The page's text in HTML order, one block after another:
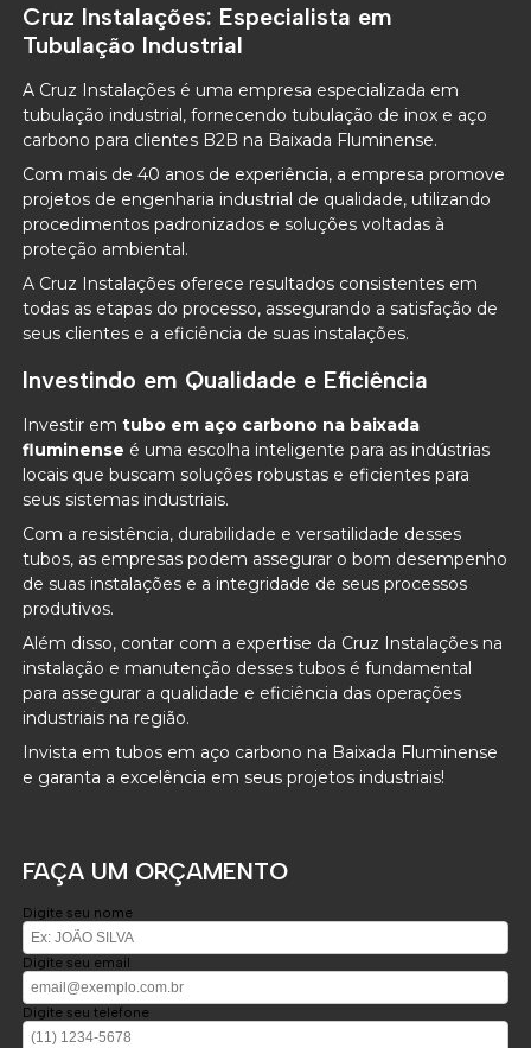
Cruz Instalações: Especialista em
Tubulação Industrial
A Cruz Instalações é uma empresa especializada em
tubulação industrial, fornecendo tubulação de inox e aço
carbono para clientes B2B na Baixada Fluminense.
Com mais de 40 anos de experiência, a empresa promove
projetos de engenharia industrial de qualidade, utilizando
procedimentos padronizados e soluções voltadas à
proteção ambiental.
A Cruz Instalações oferece resultados consistentes em
todas as etapas do processo, assegurando a satisfação de
seus clientes e a eficiência de suas instalações.
Investindo em Qualidade e Eficiência
Investir emtubo em aço carbono na baixada
fluminense é uma escolha inteligente para as indústrias
locais que buscam soluções robustas e eficientes para
seus sistemas industriais.
Com a resistência, durabilidade e versatilidade desses
tubos, as empresas podem assegurar o bom desempenho
de suas instalações e a integridade de seus processos
produtivos.
Além disso, contar com a expertise da Cruz Instalações na
instalação e manutenção desses tubos é fundamental
para assegurar a qualidade e eficiência das operações
industriais na região.
Invista em tubos em aço carbono na Baixada Fluminense
e garanta a excelência em seus projetos industriais!
FAÇA UM ORÇAMENTO
Digite seu nome
Digite seu email
Digite seu telefone